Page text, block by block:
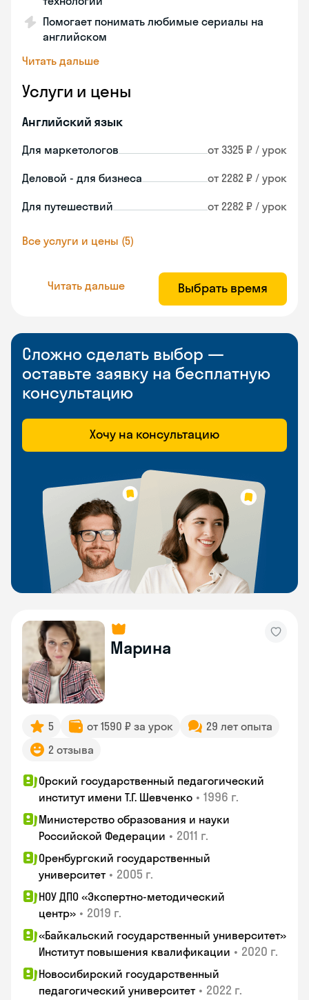
Помогает понимать любимые сериалы на
английском
Читать дальше
Услуги и цены
Английский язык
Для маркетологов от 3325 ₽ / урок
Деловой - для бизнеса от 2282 ₽ / урок
Для путешествий от 2282 ₽ / урок
Все услуги и цены (5)
Читать дальше Выбрать время
Сложно сделать выбор —
оставьте заявку на бесплатную
консультацию
Хочу на консультацию
Марина
5 от 1590 ₽ за урок
29 лет опыта
2 отзыва
Орский государственный педагогический
институт имени Т.Г. Шевченко • 1996 г.
Министерство образования и науки
Российской Федерации • 2011 г.
Оренбургский государственный
университет • 2005 г.
НОУ ДПО «Экспертно-методический
центр» • 2019 г.
«Байкальский государственный университет»
Институт повышения квалификации • 2020 г.
Новосибирский государственный
педагогический университет • 2022 г.